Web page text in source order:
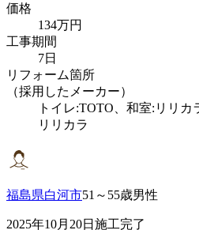
価格
134万円
工事期間
7日
リフォーム箇所
（採用したメーカー）
トイレ:TOTO、和室:リリ
リリカラ
福島県白河市51～55歳男性
2025年10月20日施工完了